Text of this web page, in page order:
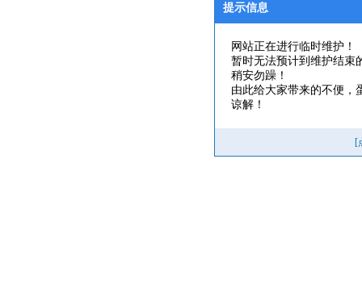
提示信息
网站正在进行临时维护！
暂时无法预计到维护结束
稍安勿躁！
由此给大家带来的不便，
谅解！
[